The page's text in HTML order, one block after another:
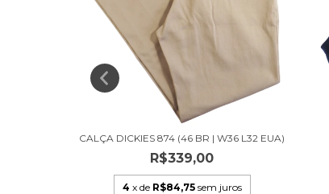
CALÇA DICKIES 874 (46 BR | W36 L32 EUA)
R$339,00
4 x de R$84,75 sem juros